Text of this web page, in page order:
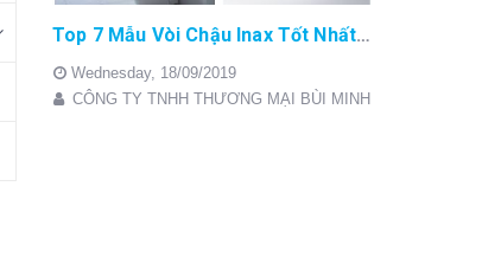
Top 7 Mẫu Vòi Chậu Inax Tốt Nhất Cho Nhà Tắm
Wednesday, 18/09/2019
CÔNG TY TNHH THƯƠNG MẠI BÙI MINH